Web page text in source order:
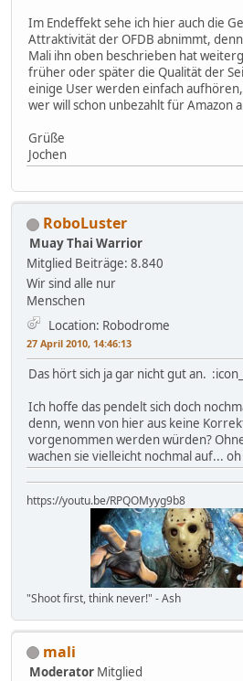
Im Endeffekt sehe ich hier auch die
Attraktivität der OFDB abnimmt,
Mali ihn oben beschrieben hat
früher oder später die Qualität der
einige User werden einfach
wer will schon unbezahlt für Amazon
Grüße
Jochen
RoboLuster
Muay Thai Warrior
Mitglied Beiträge: 8.840
Wir sind alle nur
Menschen
Location: Robodrome
27 April 2010, 14:46:13
Das hört sich ja gar nicht gut an.
Ich hoffe das pendelt sich doch
denn, wenn von hier aus keine
vorgenommen werden würden?
wachen sie vielleicht nochmal auf...
https://youtu.be/
"Shoot first, think never!" - Ash
mali
Moderator Mitglied